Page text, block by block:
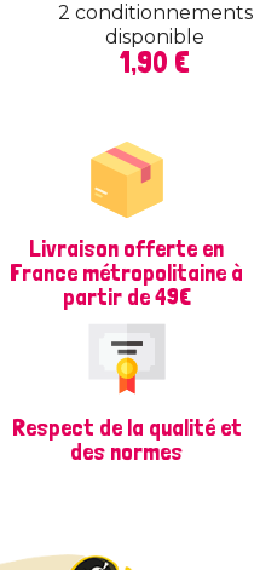
2 conditionnements
disponible
Prix
1,90 €
Livraison offerte en
France métropolitaine à
partir de 49€
Respect de la qualité et
des normes